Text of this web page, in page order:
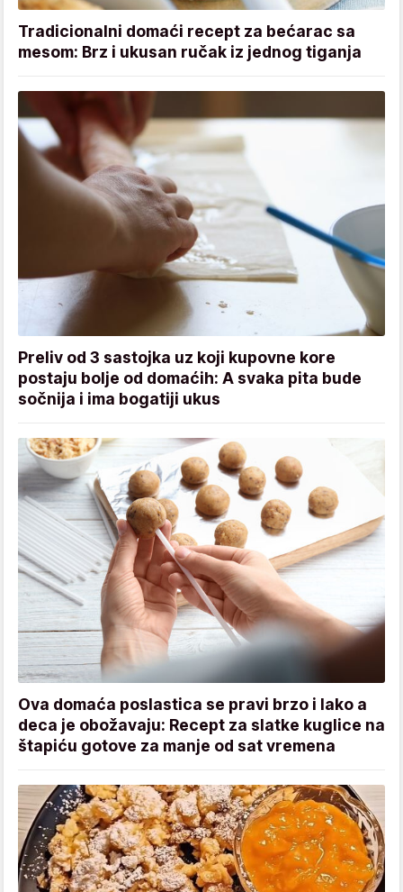
Tradicionalni domaći recept za bećarac sa
mesom: Brz i ukusan ručak iz jednog tiganja
Preliv od 3 sastojka uz koji kupovne kore
postaju bolje od domaćih: A svaka pita bude
sočnija i ima bogatiji ukus
Ova domaća poslastica se pravi brzo i lako a
deca je obožavaju: Recept za slatke kuglice na
štapiću gotove za manje od sat vremena